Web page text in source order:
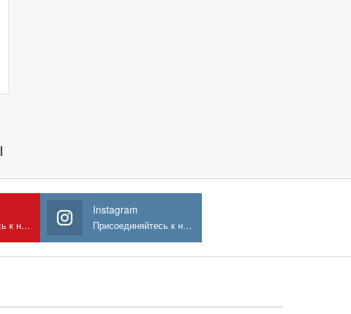
Присоединяйтесь к нам на YouTube
Instagram
Присоединяйтесь к нам в Instagram